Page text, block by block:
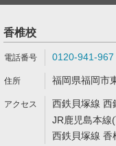
香椎校
0120-941-967
福岡県福岡市
西鉄貝塚線 西
JR鹿児島本線
西鉄貝塚線 香